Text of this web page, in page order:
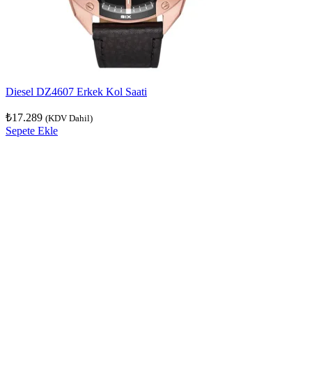
Diesel DZ4607 Erkek Kol Saati
₺17.289 (KDV Dahil)
Sepete Ekle